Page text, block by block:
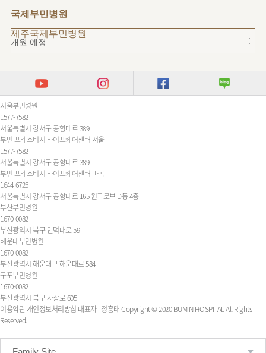
국제부민병원
제주국제부민병원
개원 예정
서울부민병원
1577-7582
서울특별시 강서구 공항대로 389
부민 프레스티지 라이프케어센터 서울
1577-7582
서울특별시 강서구 공항대로 389
부민 프레스티지 라이프케어센터 마곡
1644-6725
서울특별시 강서구 공항대로 165 원그로브 D동 4층
부산부민병원
1670-0082
부산광역시 북구 만덕대로 59
해운대부민병원
1670-0082
부산광역시 해운대구 해운대로 584
구포부민병원
1670-0082
부산광역시 북구 사상로 605
이용약관 개인정보처리방침 대표자 : 정흥태Copyright © 2020 BUMIN HOSPITAL All Rights
Reserved.